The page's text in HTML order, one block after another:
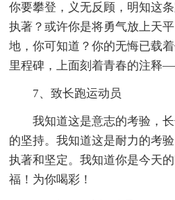
你要攀登，义无反顾，明知这
执著？或许你是将勇气放上天
地，你可知道？你的无悔已载
里程碑，上面刻着青春的注释
7、致长跑运动员
我知道这是意志的考验，
的坚持。我知道这是耐力的考
执著和坚定。我知道你是今天
福！为你喝彩！